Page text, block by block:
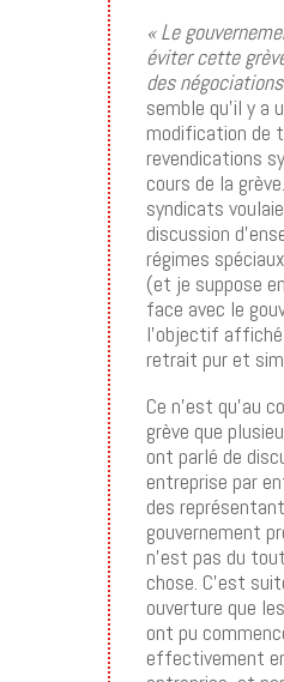
« Le
éviter cette
des négociations
semble qu’il y a
modification de
revendications
cours de la
syndicats
discussion
régimes
(et je suppose
face avec le
l’objectif
retrait pur et
Ce n’est qu’au
grève que
ont parlé de
entreprise par
des
gouvernement
n’est pas du
chose. C’est
ouverture que
ont pu
effectivement